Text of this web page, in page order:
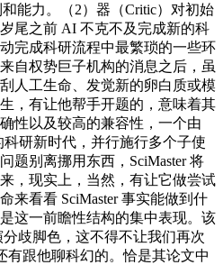
能力。（2）器（Critic）对初始
尾之前 AI 不克不及完成新的科
完成科研流程中最繁琐的一些环
自权势巨子机构的消息之后，虽
人工生命、发觉新的卵白质或模
，有让他帮手开题的，意味着其
性以及较高的兼容性，一个由
研新时代，并行施行多个子使
题别离挪用东西，SciMaster 将
，现实上，当然，有让它做尝试
来看看 SciMaster 事实能做到什
这一前瞻性结构的集中表现。该
歧脚色，这不得不让我们再次
有跟他聊科幻的。恰是其论文中